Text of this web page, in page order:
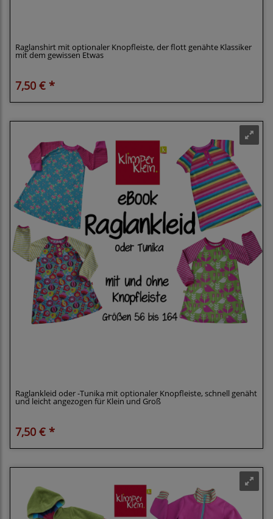
Raglanshirt mit optionaler Knopfleiste, der flott genähte Klassiker
mit dem gewissen Etwas
7,50 € *
Raglankleid oder -Tunika mit optionaler Knopfleiste, schnell genäht
und leicht angezogen für Klein und Groß
7,50 € *